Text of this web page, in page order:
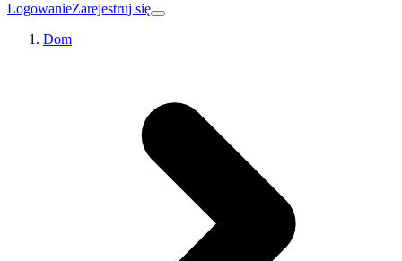
LogowanieZarejestruj się
Dom